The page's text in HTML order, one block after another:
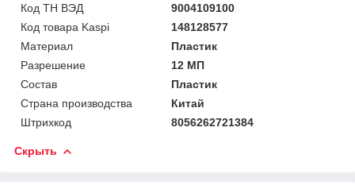
Код ТН ВЭД
9004109100
Код товара Kaspi
148128577
Материал
Пластик
Разрешение
12 МП
Состав
Пластик
Страна производства
Китай
Штрихкод
8056262721384
Скрыть